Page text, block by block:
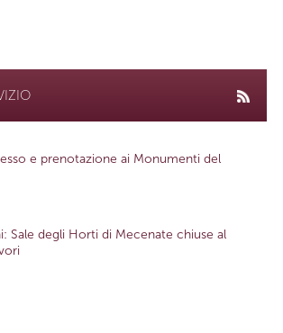
e prenotazione ai Monumenti del
Sale degli Horti di Mecenate chiuse al